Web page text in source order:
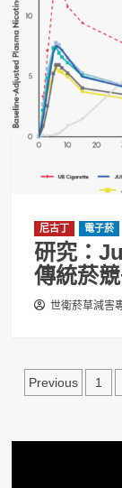
尼古丁 電子菸
研究：
傳統菸
世衛菸草減害
文
分
Previous 1